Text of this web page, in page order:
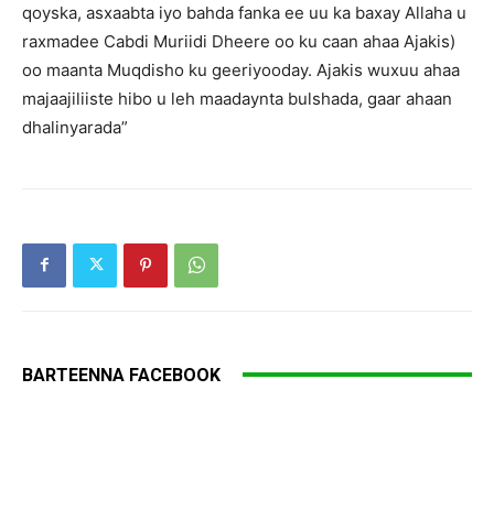
qoyska, asxaabta iyo bahda fanka ee uu ka baxay Allaha u
raxmadee Cabdi Muriidi Dheere oo ku caan ahaa Ajakis)
oo maanta Muqdisho ku geeriyooday. Ajakis wuxuu ahaa
majaajiliiste hibo u leh maadaynta bulshada, gaar ahaan
dhalinyarada”
BARTEENNA FACEBOOK